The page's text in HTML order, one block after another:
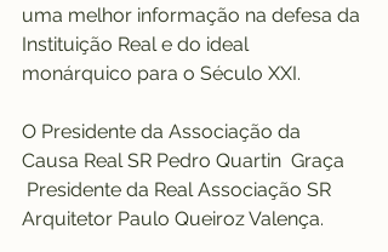
uma melhor informação na defesa da
Instituição Real e do ideal
monárquico para o Século XXI.
O Presidente da Associação da
Causa Real SR Pedro Quartin  Graça
Arquitetor Paulo Queiroz Valença.